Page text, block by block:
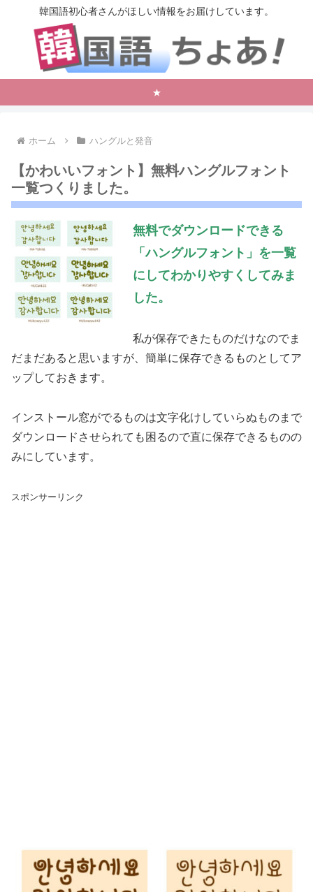
韓国語初心者さんがほしい情報をお届けしています。
★
ホーム ハングルと発音
【かわいいフォント】無料ハングルフォント
一覧つくりました。
無料でダウンロードできる
「ハングルフォント」を一覧
にしてわかりやすくしてみま
した。
私が保存できたものだけなのでま
だまだあると思いますが、簡単に保存できるものとしてア
ップしておきます。
インストール窓がでるものは文字化けしていらぬものまで
ダウンロードさせられても困るので直に保存できるものの
みにしています。
スポンサーリンク